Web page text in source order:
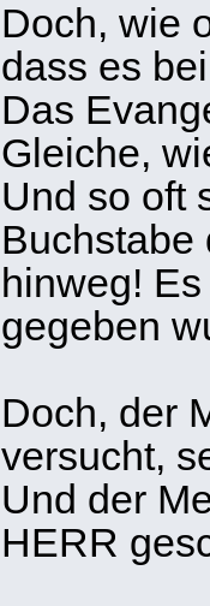
Doch, wie
dass es
Das
Gleiche,
Und so oft
Buchstabe
hinweg!
gegeben
Doch, der
versucht,
Und der
HERR